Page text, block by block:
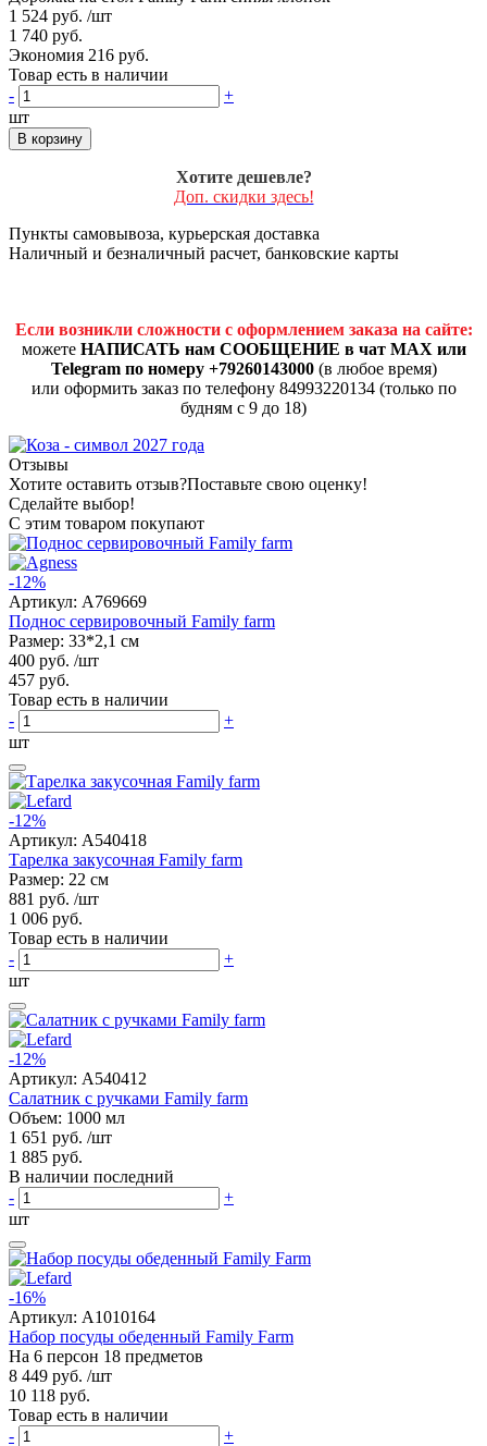
1 524 руб. /шт
1 740 руб.
Экономия 216 руб.
Товар есть в наличии
-
+
шт
В корзину
Хотите дешевле?
Доп. скидки здесь!
Пункты самовывоза, курьерская доставка
Наличный и безналичный расчет, банковские карты
Если возникли сложности с оформлением заказа на сайте:
можете НАПИСАТЬ нам СООБЩЕНИЕ в чат MAX или
Telegram по номеру +79260143000(в любое время)
или оформить заказ по телефону 84993220134 (только по
будням с 9 до 18)
Отзывы
Хотите оставить отзыв?Поставьте свою оценку!
Сделайте выбор!
С этим товаром покупают
-12%
Артикул: A769669
Поднос сервировочный Family farm
Размер: 33*2,1 см
400 руб. /шт
457 руб.
Товар есть в наличии
-
+
шт
-12%
Артикул: A540418
Тарелка закусочная Family farm
Размер: 22 см
881 руб. /шт
1 006 руб.
Товар есть в наличии
-
+
шт
-12%
Артикул: A540412
Салатник с ручками Family farm
Объем: 1000 мл
1 651 руб. /шт
1 885 руб.
В наличии последний
-
+
шт
-16%
Артикул: A1010164
Набор посуды обеденный Family Farm
На 6 персон 18 предметов
8 449 руб. /шт
10 118 руб.
Товар есть в наличии
-
+